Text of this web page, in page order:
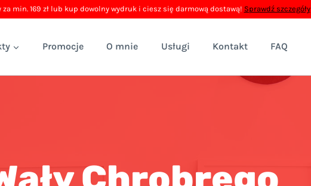
za min. 169 zł lub kup dowolny wydruk i ciesz się darmową dostawą! Sprawdź szczegóły
Promocje O mnie Usługi Kontakt FAQ